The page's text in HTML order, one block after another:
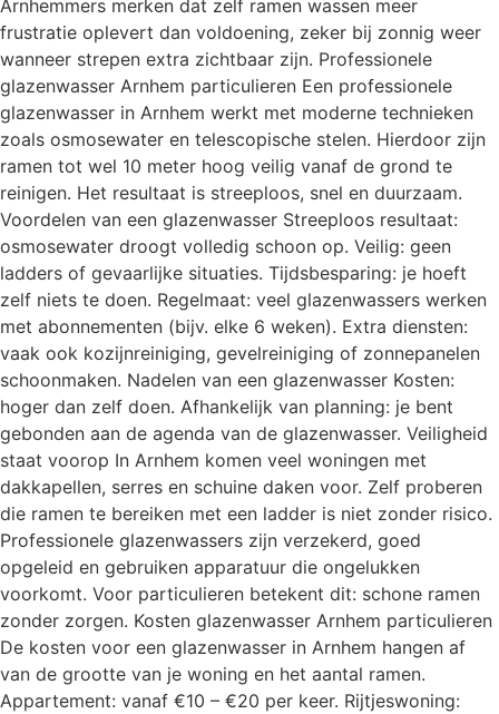
Arnhemmers merken dat zelf ramen wassen meer
frustratie oplevert dan voldoening, zeker bij zonnig weer
wanneer strepen extra zichtbaar zijn. Professionele
glazenwasser Arnhem particulieren Een professionele
glazenwasser in Arnhem werkt met moderne technieken
zoals osmosewater en telescopische stelen. Hierdoor zijn
ramen tot wel 10 meter hoog veilig vanaf de grond te
reinigen. Het resultaat is streeploos, snel en duurzaam.
Voordelen van een glazenwasser Streeploos resultaat:
osmosewater droogt volledig schoon op. Veilig: geen
ladders of gevaarlijke situaties. Tijdsbesparing: je hoeft
zelf niets te doen. Regelmaat: veel glazenwassers werken
met abonnementen (bijv. elke 6 weken). Extra diensten:
vaak ook kozijnreiniging, gevelreiniging of zonnepanelen
schoonmaken. Nadelen van een glazenwasser Kosten:
hoger dan zelf doen. Afhankelijk van planning: je bent
gebonden aan de agenda van de glazenwasser. Veiligheid
staat voorop In Arnhem komen veel woningen met
dakkapellen, serres en schuine daken voor. Zelf proberen
die ramen te bereiken met een ladder is niet zonder risico.
Professionele glazenwassers zijn verzekerd, goed
opgeleid en gebruiken apparatuur die ongelukken
voorkomt. Voor particulieren betekent dit: schone ramen
zonder zorgen. Kosten glazenwasser Arnhem particulieren
De kosten voor een glazenwasser in Arnhem hangen af
van de grootte van je woning en het aantal ramen.
Appartement: vanaf €10 – €20 per keer. Rijtjeswoning: